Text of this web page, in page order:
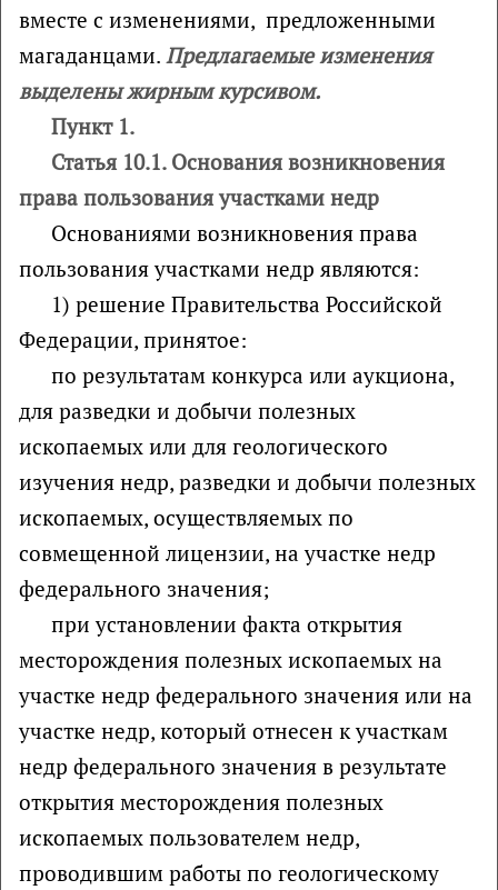
вместе с изменениями, предложенными
магаданцами.Предлагаемые изменения
выделены жирным курсивом.
Пункт 1.
Статья 10.1. Основания возникновения
права пользования участками недр
Основаниями возникновения права
пользования участками недр являются:
1) решение Правительства Российской
Федерации, принятое:
по результатам конкурса или аукциона,
для разведки и добычи полезных
ископаемых или для геологического
изучения недр, разведки и добычи полезных
ископаемых, осуществляемых по
совмещенной лицензии, на участке недр
федерального значения;
при установлении факта открытия
месторождения полезных ископаемых на
участке недр федерального значения или на
участке недр, который отнесен к участкам
недр федерального значения в результате
открытия месторождения полезных
ископаемых пользователем недр,
проводившим работы по геологическому